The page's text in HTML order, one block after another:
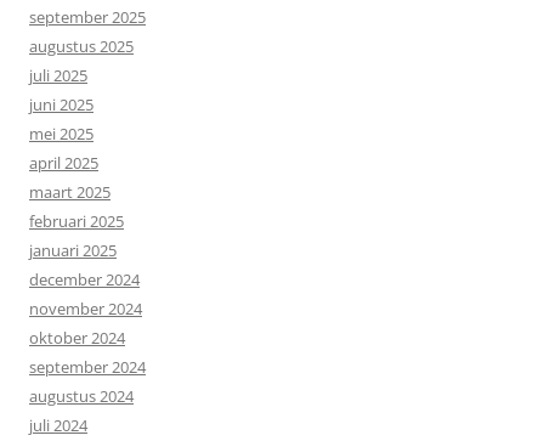
september 2025
augustus 2025
juli 2025
juni 2025
mei 2025
april 2025
maart 2025
februari 2025
januari 2025
december 2024
november 2024
oktober 2024
september 2024
augustus 2024
juli 2024